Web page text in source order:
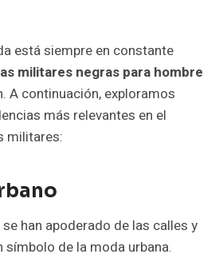
está siempre en constante
militares negras para hombre
A continuación, exploramos
más relevantes en el
militares:
han apoderado de las calles y
símbolo de la moda urbana.